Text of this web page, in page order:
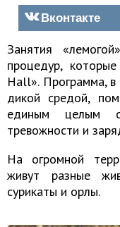
Вконтакте
Занятия
процедур,
Hall». Программа,
дикой средой,
единым целым с
тревожности и
На огромной
живут разные
сурикаты и орлы.